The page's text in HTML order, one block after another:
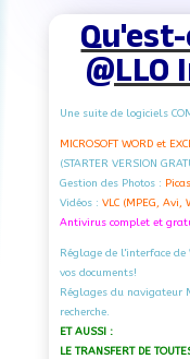
Une suite de logiciels
MICROSOFT WORD et
(STARTER VERSION
Gestion des Photos :
Vidéos : VLC (MPEG, Avi,
Antivirus complet et
Réglage de l'interface
vos documents!
Réglages du navigateur
recherche.
ET AUSSI :
LE TRANSFERT DE